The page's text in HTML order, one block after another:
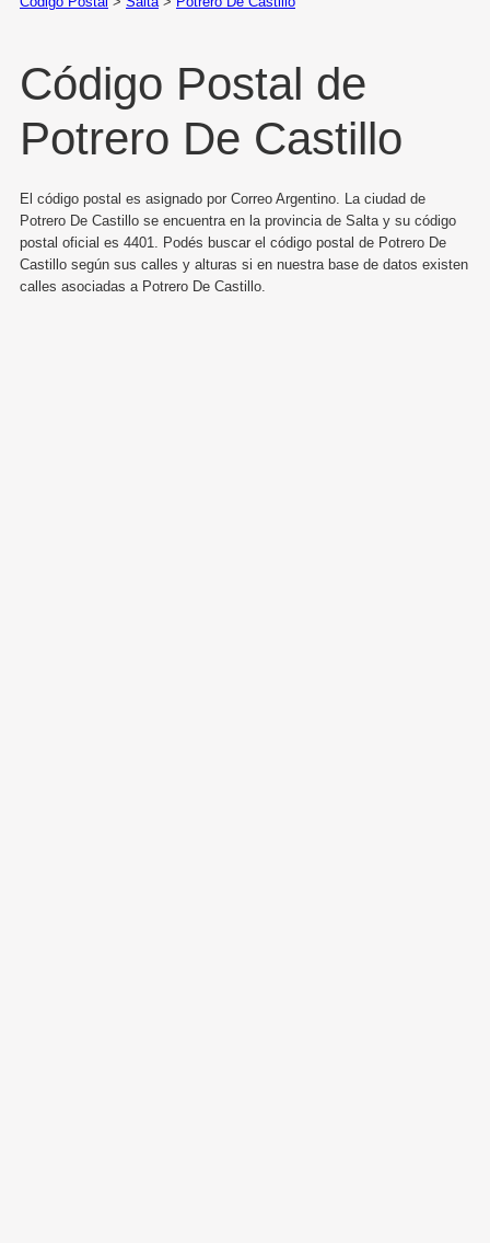
Código Postal de
Potrero De Castillo
El código postal es asignado por Correo Argentino. La ciudad de
Potrero De Castillo se encuentra en la provincia de Salta y su código
postal oficial es 4401. Podés buscar el código postal de Potrero De
Castillo según sus calles y alturas si en nuestra base de datos existen
calles asociadas a Potrero De Castillo.